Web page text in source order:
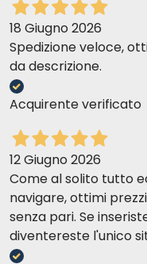
18 Giugno 2026
Spedizione veloce,
da descrizione.
Acquirente verificato
12 Giugno 2026
Come al solito tutto
navigare, ottimi
senza pari. Se
diventereste l'unico